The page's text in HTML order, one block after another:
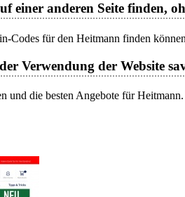
einer anderen Seite finden,
Codes für den Heitmann finden
Verwendung der Website
und die besten Angebote für